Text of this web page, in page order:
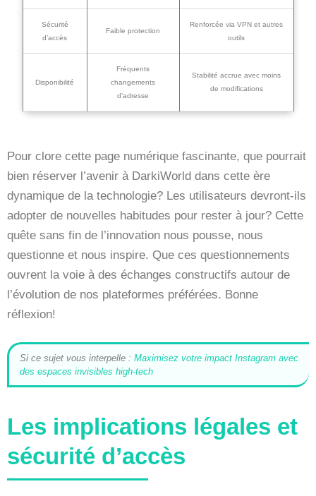
Sécurité
d’accès
Faible protection
Renforcée via VPN et autres
outils
Disponibilité
Fréquents
changements
d’adresse
Stabilité accrue avec moins
de modifications
Pour clore cette page numérique fascinante, que pourrait
bien réserver l’avenir à DarkiWorld dans cette ère
dynamique de la technologie? Les utilisateurs devront-ils
adopter de nouvelles habitudes pour rester à jour? Cette
quête sans fin de l’innovation nous pousse, nous
questionne et nous inspire. Que ces questionnements
ouvrent la voie à des échanges constructifs autour de
l’évolution de nos plateformes préférées. Bonne
réflexion!
Si ce sujet vous interpelle : Maximisez votre impact Instagram avec
des espaces invisibles high-tech
Les implications légales et
sécurité d’accès